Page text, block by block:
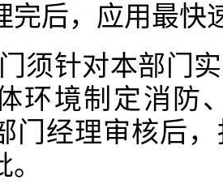
完后，应用最快
须针对本部门
环境制定消防
门经理审核后